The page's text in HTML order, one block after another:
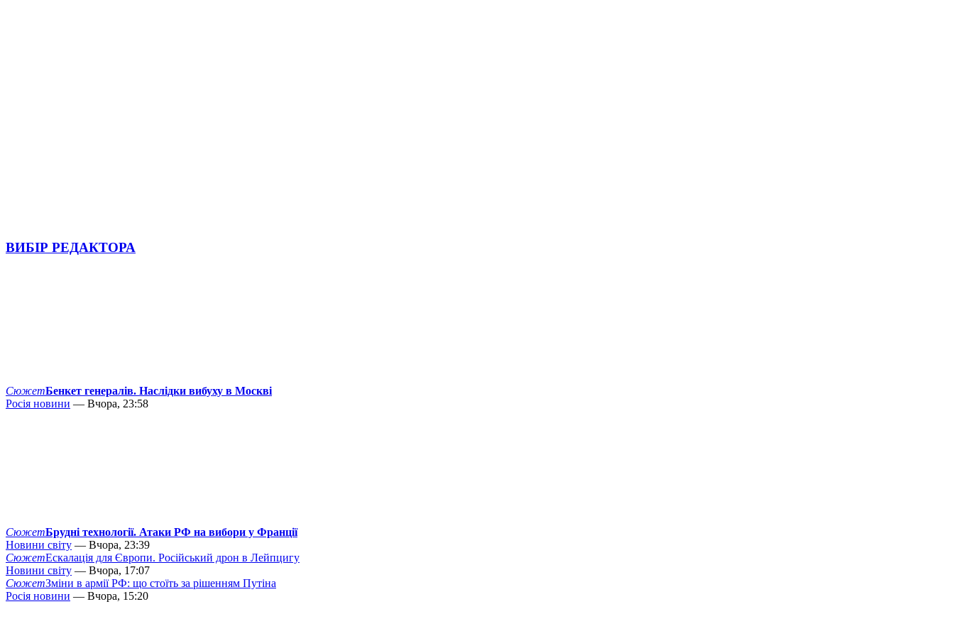
ВИБІР РЕДАКТОРА
СюжетБенкет генералів. Наслідки вибуху в Москві
Росія новини — Вчора, 23:58
СюжетБрудні технології. Атаки РФ на вибори у Франції
Новини світу — Вчора, 23:39
СюжетЕскалація для Європи. Російський дрон в Лейпцигу
Новини світу — Вчора, 17:07
СюжетЗміни в армії РФ: що стоїть за рішенням Путіна
Росія новини — Вчора, 15:20